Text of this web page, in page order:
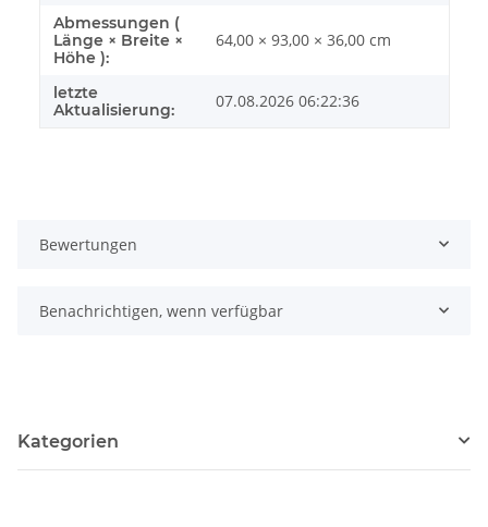
Abmessungen (
Länge × Breite ×
Höhe ):
64,00 × 93,00 × 36,00 cm
letzte
Aktualisierung:
07.08.2026 06:22:36
Bewertungen
Benachrichtigen, wenn verfügbar
Kategorien